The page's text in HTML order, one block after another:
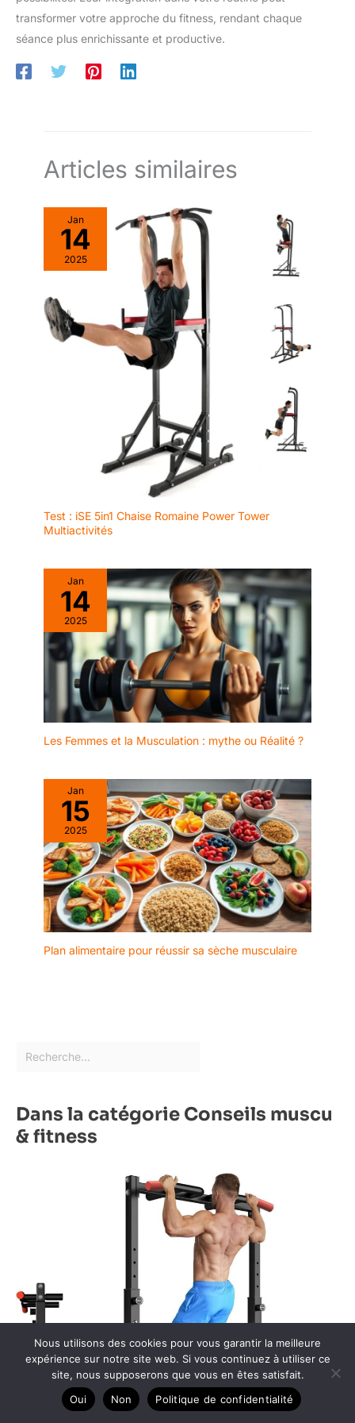
membre de la famille, une femme, comme cadeau d'Halloween,
d'anniversaire ou de Noël.
transformer votre approche du fitness, rendant chaque
séance plus enrichissante et productive.
Articles similaires
Jan
14
2025
Test : iSE 5in1 Chaise Romaine Power Tower
Multiactivités
Jan
14
2025
Les Femmes et la Musculation : mythe ou Réalité ?
Jan
15
2025
Plan alimentaire pour réussir sa sèche musculaire
Dans la catégorie Conseils muscu
& fitness
Nous utilisons des cookies pour vous garantir la meilleure
expérience sur notre site web. Si vous continuez à utiliser ce
site, nous supposerons que vous en êtes satisfait.
Oui
Non Politique de confidentialité